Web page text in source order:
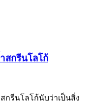
สกรีนโลโก้
กรีนโลโก้นับว่าเป็นสิ่ง